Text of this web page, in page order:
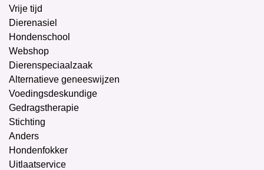
Vrije tijd
Dierenasiel
Hondenschool
Webshop
Dierenspeciaalzaak
Alternatieve geneeswijzen
Voedingsdeskundige
Gedragstherapie
Stichting
Anders
Hondenfokker
Uitlaatservice